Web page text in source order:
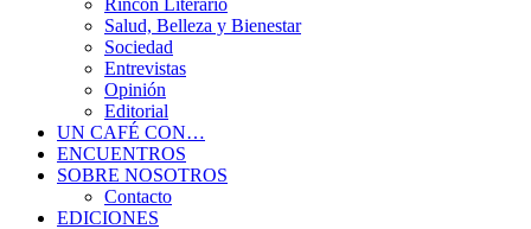
Rincón Literario
Salud, Belleza y Bienestar
Sociedad
Entrevistas
Opinión
Editorial
UN CAFÉ CON…
ENCUENTROS
SOBRE NOSOTROS
Contacto
EDICIONES